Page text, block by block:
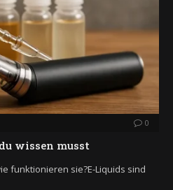
0
wissen musst
funktionieren sie?E-Liquids sind